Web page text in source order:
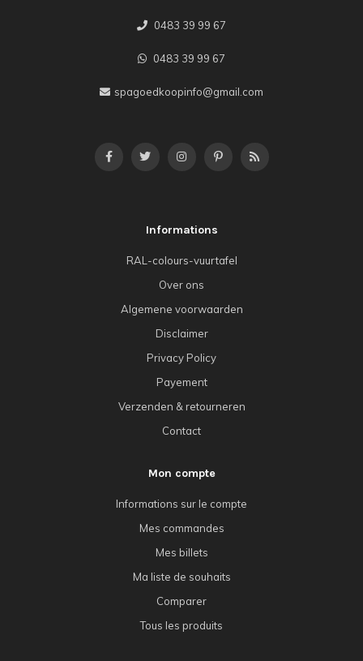
0483 39 99 67
0483 39 99 67
spagoedkoopinfo@gmail.com
Informations
RAL-colours-vuurtafel
Over ons
Algemene voorwaarden
Disclaimer
Privacy Policy
Payement
Verzenden & retourneren
Contact
Mon compte
Informations sur le compte
Mes commandes
Mes billets
Ma liste de souhaits
Comparer
Tous les produits